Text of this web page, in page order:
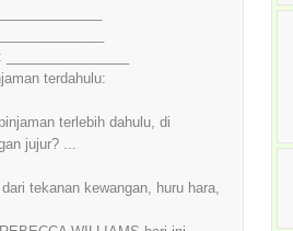
terdahulu:
terlebih dahulu, di
jujur? ...
tekanan kewangan, huru hara,